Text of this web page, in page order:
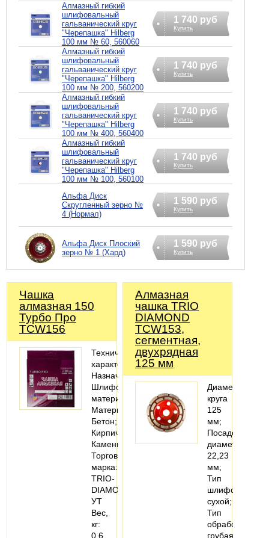
Алмазный гибкий
шлифовальный
гальванический круг
"Черепашка" Hilberg
100 мм № 60, 560060
1 740 руб
Купить
Алмазный гибкий
шлифовальный
гальванический круг
"Черепашка" Hilberg
100 мм № 200, 560200
1 740 руб
Купить
Алмазный гибкий
шлифовальный
гальванический круг
"Черепашка" Hilberg
100 мм № 400, 560400
1 740 руб
Купить
Алмазный гибкий
шлифовальный
гальванический круг
"Черепашка" Hilberg
100 мм № 100, 560100
1 740 руб
Купить
Альфа Диск
Скругленный зерно №
4 (Нормал)
1 590 руб
Купить
Альфа Диск Плоский
зерно № 1 (Хард)
1 590 руб
Купить
Чашка
алмазная 150
Турбо Про
TCW156
Технические
характеристики
Назначение:
Шлифовать
материал
Материалы:
Бетон;
Кирпич;
Камень
Торговая
марка:
TRIO-
DIAMOND
УТ
Вес,
кг:
0,6
Алмазная
чашка TRIO
DIAMOND
TCW153,
сегментная,
двухрядная
125 мм
Диаметр
круга
125
мм;
Посадочный
диаметр
22,23
мм;
Тип
шлифовки
сухой;
Тип
обработки
грубая;